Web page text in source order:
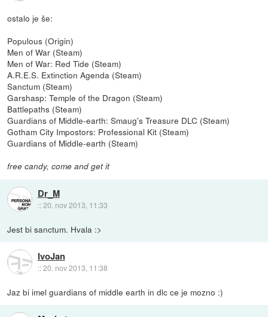
ostalo je še:
Populous (Origin)
Men of War (Steam)
Men of War: Red Tide (Steam)
A.R.E.S. Extinction Agenda (Steam)
Sanctum (Steam)
Garshasp: Temple of the Dragon (Steam)
Battlepaths (Steam)
Guardians of Middle-earth: Smaug's Treasure DLC (Steam)
Gotham City Impostors: Professional Kit (Steam)
Guardians of Middle-earth (Steam)
free candy, come and get it
Dr_M
::20. nov 2013, 11:33
Jest bi sanctum. Hvala :>
IvoJan
::20. nov 2013, 11:38
Jaz bi imel guardians of middle earth in dlc ce je mozno :)